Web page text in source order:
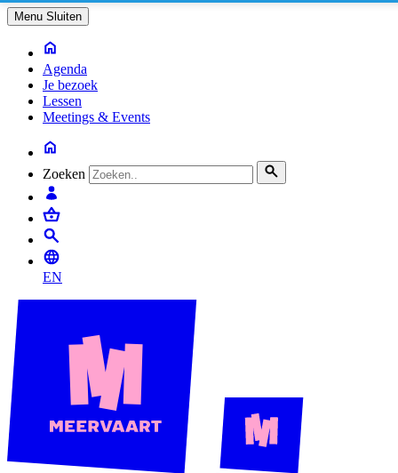
Menu Sluiten
Agenda
Je bezoek
Lessen
Meetings & Events
Zoeken
EN